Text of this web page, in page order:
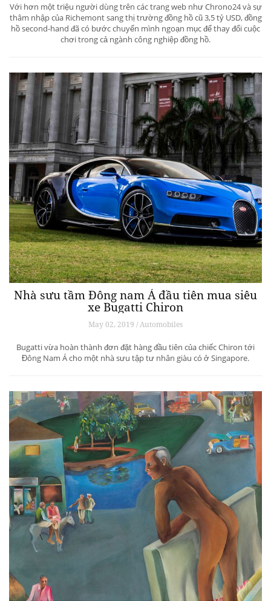
Với hơn một triệu người dùng trên các trang web như Chrono24 và sự
thâm nhập của Richemont sang thị trường đồng hồ cũ 3,5 tỷ USD, đồng
hồ second-hand đã có bước chuyển mình ngoạn mục để thay đổi cuộc
chơi trong cả ngành công nghiệp đồng hồ.
Nhà sưu tầm Đông nam Á đầu tiên mua siêu
xe Bugatti Chiron
May 02, 2019 / Automobiles
Bugatti vừa hoàn thành đơn đặt hàng đầu tiên của chiếc Chiron tới
Đông Nam Á cho một nhà sưu tập tư nhân giàu có ở Singapore.